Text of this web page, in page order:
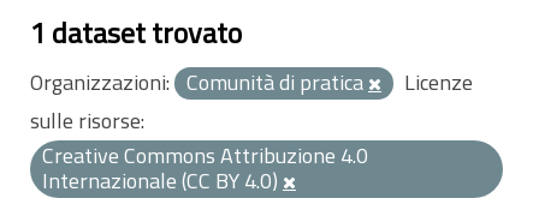
1 dataset trovato
Organizzazioni: Comunità di pratica
Licenze
sulle risorse:
Creative Commons Attribuzione 4.0
Internazionale (CC BY 4.0)